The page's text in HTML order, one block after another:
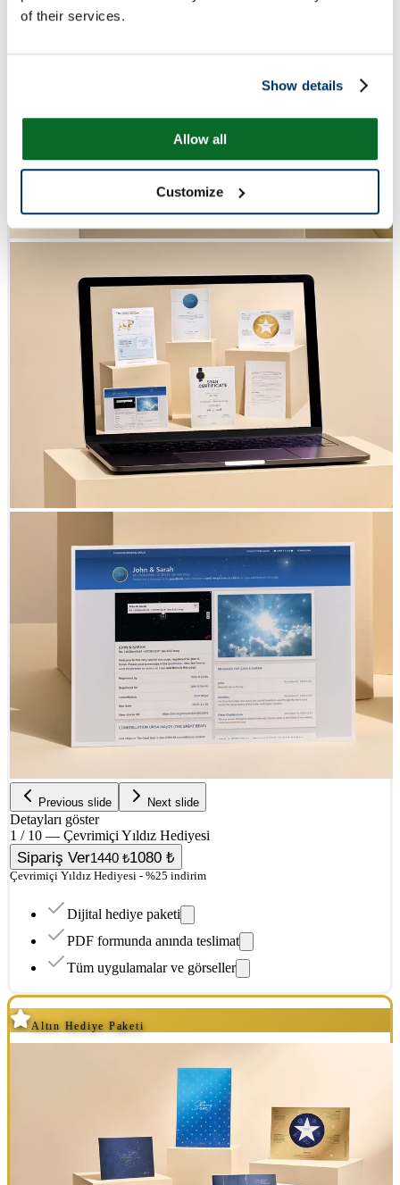
of their services.
Show details
Allow all
Customize
Previous slide Next slide
Detayları göster
1 / 10 — Çevrimiçi Yıldız Hediyesi
Sipariş Ver1440 ₺1080 ₺
Çevrimiçi Yıldız Hediyesi - %25 indirim
Dijital hediye paketi
PDF formunda anında teslimat
Tüm uygulamalar ve görseller
Altın Hediye Paketi